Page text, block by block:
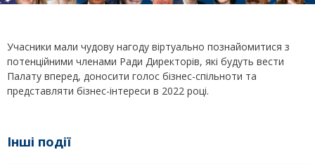
Учасники мали чудову нагоду віртуально познайомитися з
потенційними членами Ради Директорів, які будуть вести
Палату вперед, доносити голос бізнес-спільноти та
представляти бізнес-інтереси в 2022 році.
Інші події